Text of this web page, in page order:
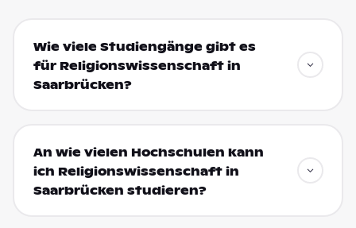
Wie viele Studiengänge gibt es
für Religionswissenschaft in
Saarbrücken?
An wie vielen Hochschulen kann
ich Religionswissenschaft in
Saarbrücken studieren?